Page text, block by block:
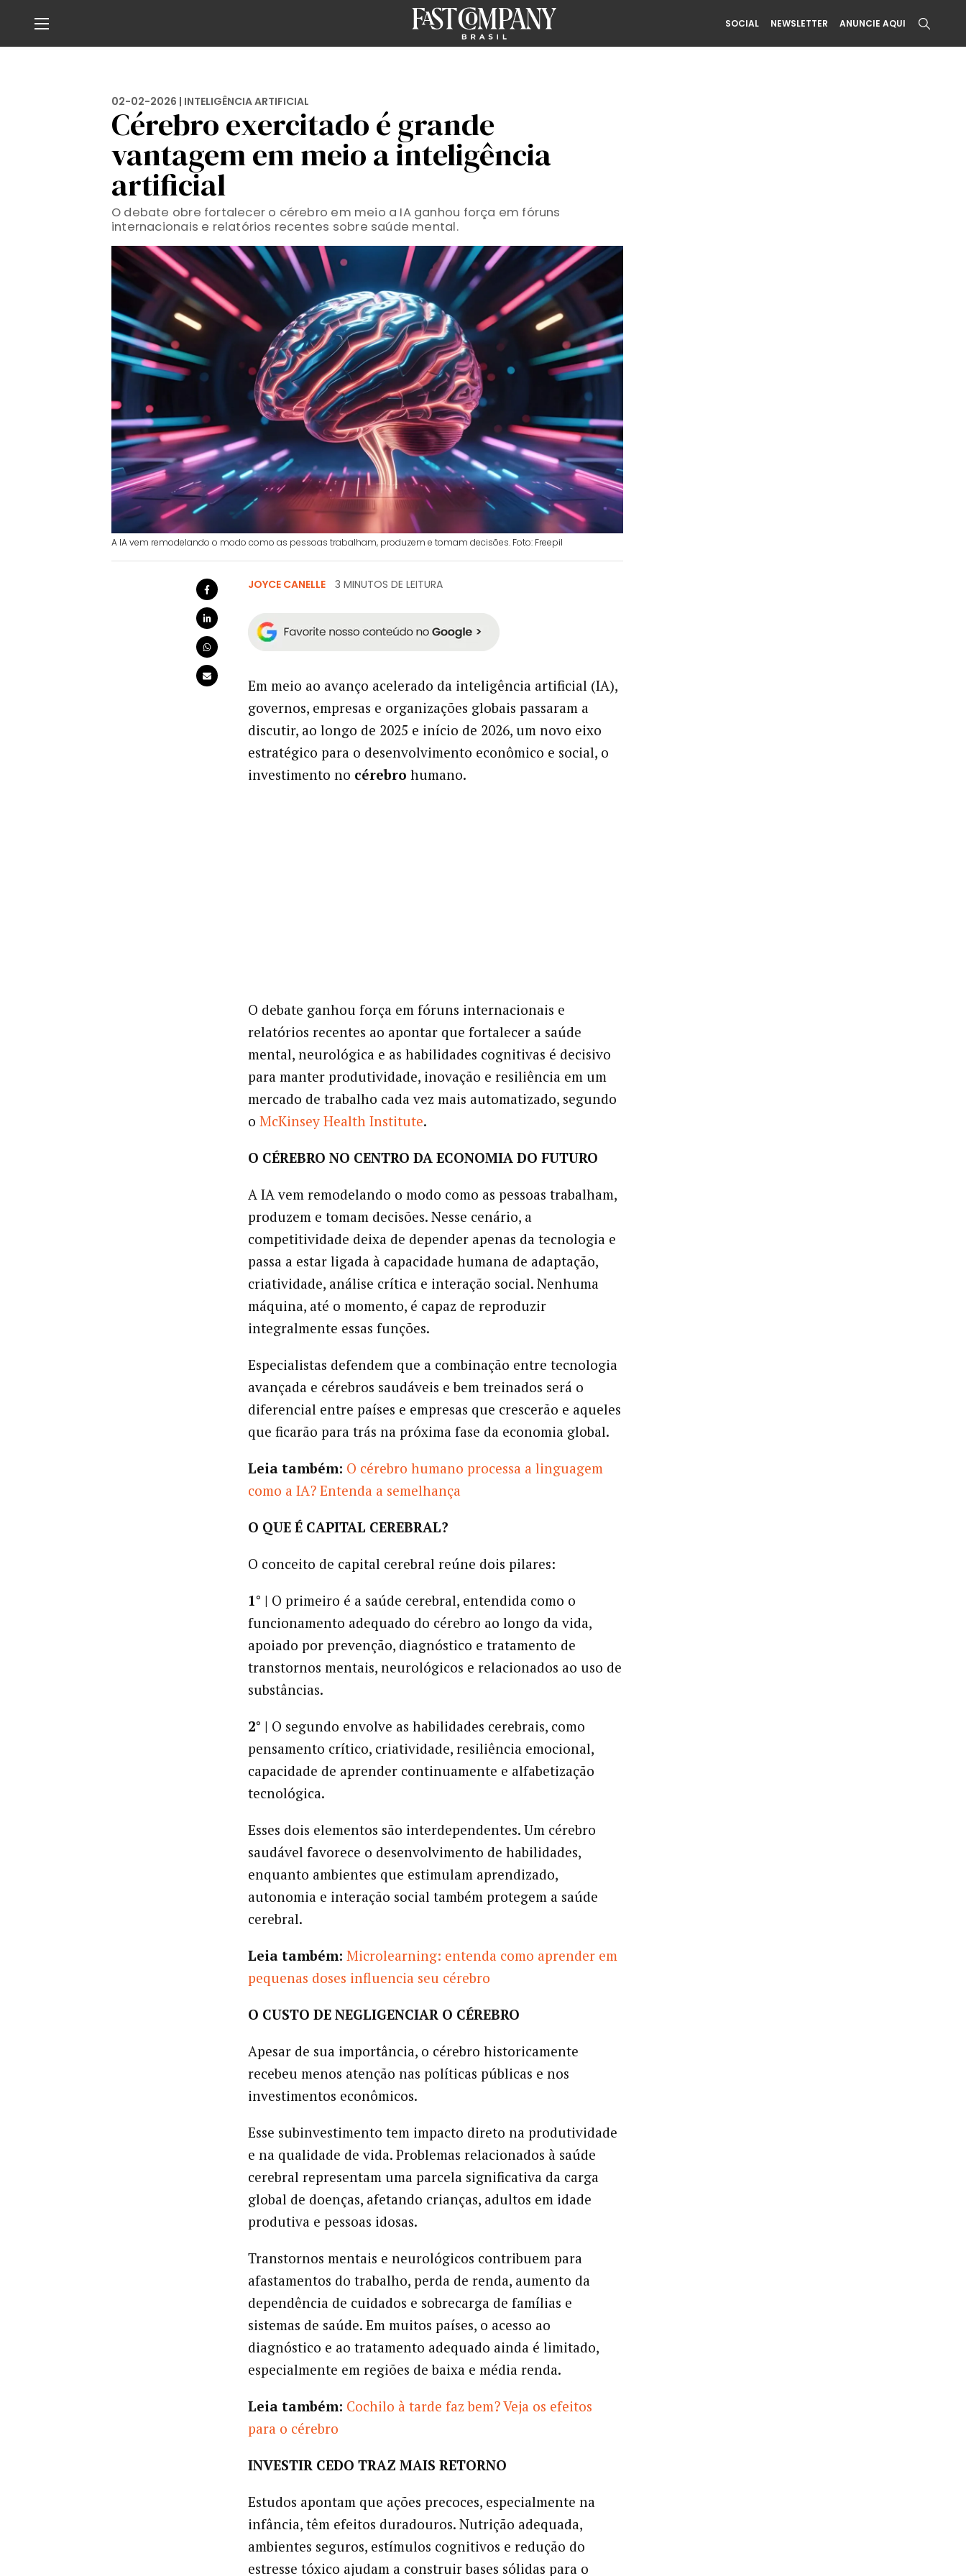
SOCIAL NEWSLETTER ANUNCIE AQUI
02-02-2026 | INTELIGÊNCIA ARTIFICIAL
Cérebro exercitado é grande
vantagem em meio a inteligência
artificial
O debate obre fortalecer o cérebro em meio a IA ganhou força em fóruns
internacionais e relatórios recentes sobre saúde mental.
A IA vem remodelando o modo como as pessoas trabalham, produzem e tomam decisões. Foto: Freepil
JOYCE CANELLE 3 MINUTOS DE LEITURA
Em meio ao avanço acelerado da inteligência artificial (IA),
governos, empresas e organizações globais passaram a
discutir, ao longo de 2025 e início de 2026, um novo eixo
estratégico para o desenvolvimento econômico e social, o
investimento no cérebro humano.
O debate ganhou força em fóruns internacionais e
relatórios recentes ao apontar que fortalecer a saúde
mental, neurológica e as habilidades cognitivas é decisivo
para manter produtividade, inovação e resiliência em um
mercado de trabalho cada vez mais automatizado, segundo
o McKinsey Health Institute.
O CÉREBRO NO CENTRO DA ECONOMIA DO FUTURO
A IA vem remodelando o modo como as pessoas trabalham,
produzem e tomam decisões. Nesse cenário, a
competitividade deixa de depender apenas da tecnologia e
passa a estar ligada à capacidade humana de adaptação,
criatividade, análise crítica e interação social. Nenhuma
máquina, até o momento, é capaz de reproduzir
integralmente essas funções.
Especialistas defendem que a combinação entre tecnologia
avançada e cérebros saudáveis e bem treinados será o
diferencial entre países e empresas que crescerão e aqueles
que ficarão para trás na próxima fase da economia global.
Leia também: O cérebro humano processa a linguagem
como a IA? Entenda a semelhança
O QUE É CAPITAL CEREBRAL?
O conceito de capital cerebral reúne dois pilares:
1° | O primeiro é a saúde cerebral, entendida como o
funcionamento adequado do cérebro ao longo da vida,
apoiado por prevenção, diagnóstico e tratamento de
transtornos mentais, neurológicos e relacionados ao uso de
substâncias.
2° | O segundo envolve as habilidades cerebrais, como
pensamento crítico, criatividade, resiliência emocional,
capacidade de aprender continuamente e alfabetização
tecnológica.
Esses dois elementos são interdependentes. Um cérebro
saudável favorece o desenvolvimento de habilidades,
enquanto ambientes que estimulam aprendizado,
autonomia e interação social também protegem a saúde
cerebral.
Leia também: Microlearning: entenda como aprender em
pequenas doses influencia seu cérebro
O CUSTO DE NEGLIGENCIAR O CÉREBRO
Apesar de sua importância, o cérebro historicamente
recebeu menos atenção nas políticas públicas e nos
investimentos econômicos.
Esse subinvestimento tem impacto direto na produtividade
e na qualidade de vida. Problemas relacionados à saúde
cerebral representam uma parcela significativa da carga
global de doenças, afetando crianças, adultos em idade
produtiva e pessoas idosas.
Transtornos mentais e neurológicos contribuem para
afastamentos do trabalho, perda de renda, aumento da
dependência de cuidados e sobrecarga de famílias e
sistemas de saúde. Em muitos países, o acesso ao
diagnóstico e ao tratamento adequado ainda é limitado,
especialmente em regiões de baixa e média renda.
Leia também: Cochilo à tarde faz bem? Veja os efeitos
para o cérebro
INVESTIR CEDO TRAZ MAIS RETORNO
Estudos apontam que ações precoces, especialmente na
infância, têm efeitos duradouros. Nutrição adequada,
ambientes seguros, estímulos cognitivos e redução do
estresse tóxico ajudam a construir bases sólidas para o